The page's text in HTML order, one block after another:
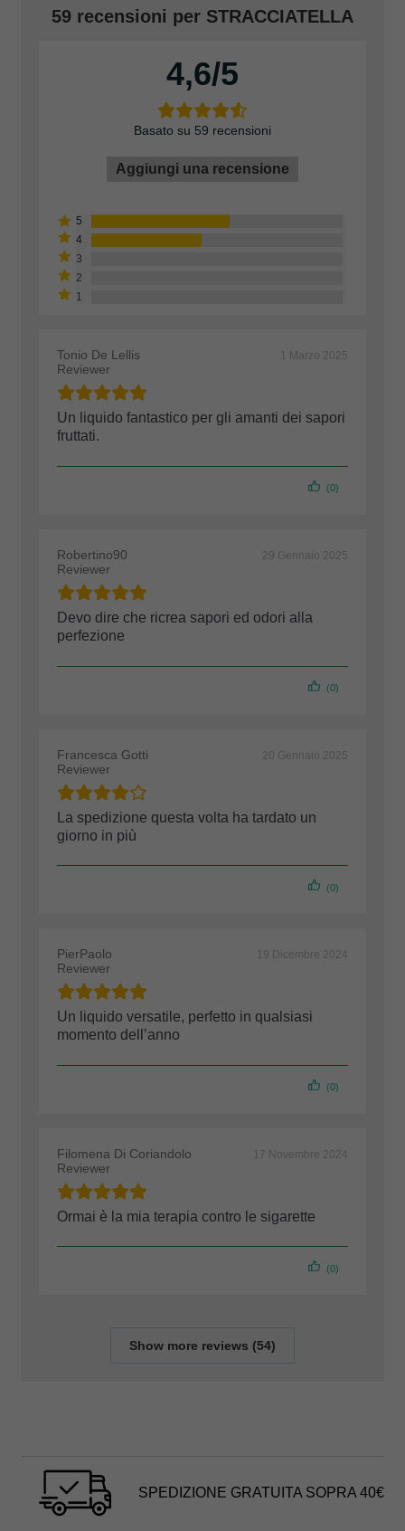
59 recensioni per STRACCIATELLA
4,6
Basato su 59 recensioni
Aggiungi una recensione
Tonio De Lellis
Reviewer
1 Marzo 2025
Un liquido fantastico per gli amanti dei sapori
fruttati.
(0)
Robertino90
Reviewer
29 Gennaio 2025
Devo dire che ricrea sapori ed odori alla
perfezione
(0)
Francesca Gotti
Reviewer
20 Gennaio 2025
La spedizione questa volta ha tardato un
giorno in più
(0)
PierPaolo
Reviewer
19 Dicembre 2024
Un liquido versatile, perfetto in qualsiasi
momento dell’anno
(0)
Filomena Di Coriandolo
Reviewer
17 Novembre 2024
Ormai è la mia terapia contro le sigarette
(0)
Show more reviews (54)
SPEDIZIONE GRATUITA SOPRA 40€